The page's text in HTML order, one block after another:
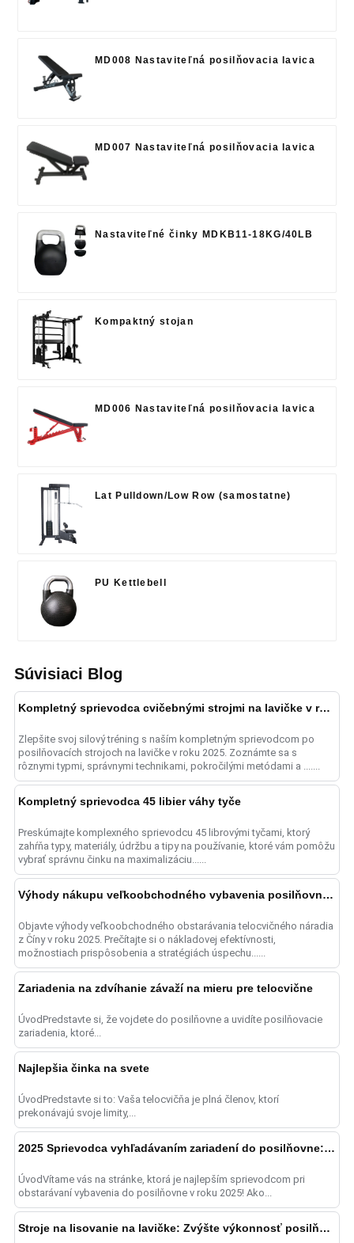
MD008 Nastaviteľná posilňovacia lavica
MD007 Nastaviteľná posilňovacia lavica
Nastaviteľné činky MDKB11-18KG/40LB
Kompaktný stojan
MD006 Nastaviteľná posilňovacia lavica
Lat Pulldown/Low Row (samostatne)
PU Kettlebell
Súvisiaci Blog
Kompletný sprievodca cvičebnými strojmi na lavičke v roku 2025
Zlepšite svoj silový tréning s naším kompletným sprievodcom po
posilňovacích strojoch na lavičke v roku 2025. Zoznámte sa s
rôznymi typmi, správnymi technikami, pokročilými metódami a .......
Kompletný sprievodca 45 libier váhy tyče
Preskúmajte komplexného sprievodcu 45 librovými tyčami, ktorý
zahŕňa typy, materiály, údržbu a tipy na používanie, ktoré vám pomôžu
vybrať správnu činku na maximalizáciu......
Výhody nákupu veľkoobchodného vybavenia posilňovne z Číny
Objavte výhody veľkoobchodného obstarávania telocvičného náradia
z Číny v roku 2025. Prečítajte si o nákladovej efektívnosti,
možnostiach prispôsobenia a stratégiách úspechu......
Zariadenia na zdvíhanie závaží na mieru pre telocvične
ÚvodPredstavte si, že vojdete do posilňovne a uvidíte posilňovacie
zariadenia, ktoré...
Najlepšia činka na svete
ÚvodPredstavte si to: Vaša telocvičňa je plná členov, ktorí
prekonávajú svoje limity,...
2025 Sprievodca vyhľadávaním zariadení do posilňovne: Najdôležitejšie trendy
ÚvodVítame vás na stránke, ktorá je najlepším sprievodcom pri
obstarávaní vybavenia do posilňovne v roku 2025! Ako...
Stroje na lisovanie na lavičke: Zvýšte výkonnosť posilňovne